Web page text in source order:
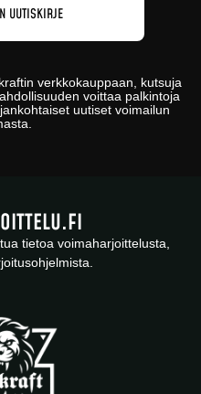
verkkokauppaan , kutsuja
voittaa palkintoja
uutiset voimailun
tietoa voimaharjoittelusta,